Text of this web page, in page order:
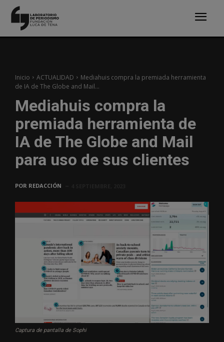
Inicio ACTUALIDAD
Mediahuis compra la premiada herramienta
de IA de The Globe and Mail...
Mediahuis compra la
premiada herramienta de
IA de The Globe and Mail
para uso de sus clientes
POR REDACCIÓN
Captura de pantalla de Sophi